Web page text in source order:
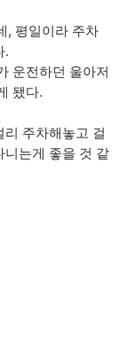
, 평일이라 주차
.
운전하던 울아저
됐다.
주차해놓고 걸
니는게 좋을 것 같